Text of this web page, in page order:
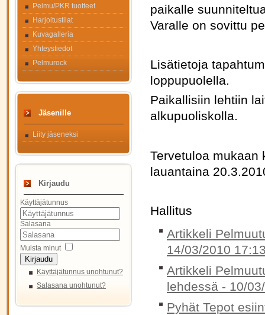
Pelmu/PKR tuotteet
Harjoitustilat
Kuvagalleria
Yhteystiedot
Pelmurock
Jäsenille
Liity jäseneksi
Kirjaudu
Käyttäjätunnus
Salasana
Muista minut
Kirjaudu
Käyttäjätunnus unohtunut?
Salasana unohtunut?
paikalle
Varalle on sovittu
Lisätietoja
loppupuolella.
Paikallisiin lehtiin
alkupuoliskolla.
Tervetuloa mukaan
lauantaina
Hallitus
Artikkeli
14/03/2010
Artikkeli
lehdessä - 10/
Pyhät Tepot